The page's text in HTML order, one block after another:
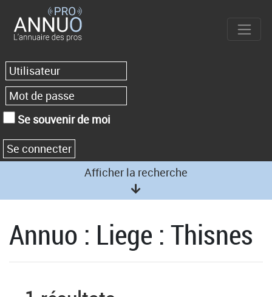
Se souvenir de moi
Afficher la recherche
Annuo : Liege : Thisnes